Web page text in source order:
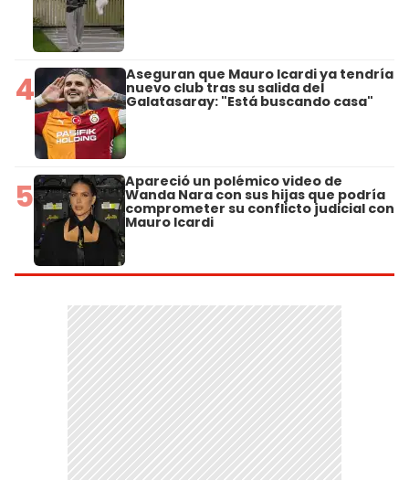
4 Aseguran que Mauro Icardi ya tendría
nuevo club tras su salida del
Galatasaray: "Está buscando casa"
5 Apareció un polémico video de
Wanda Nara con sus hijas que podría
comprometer su conflicto judicial con
Mauro Icardi